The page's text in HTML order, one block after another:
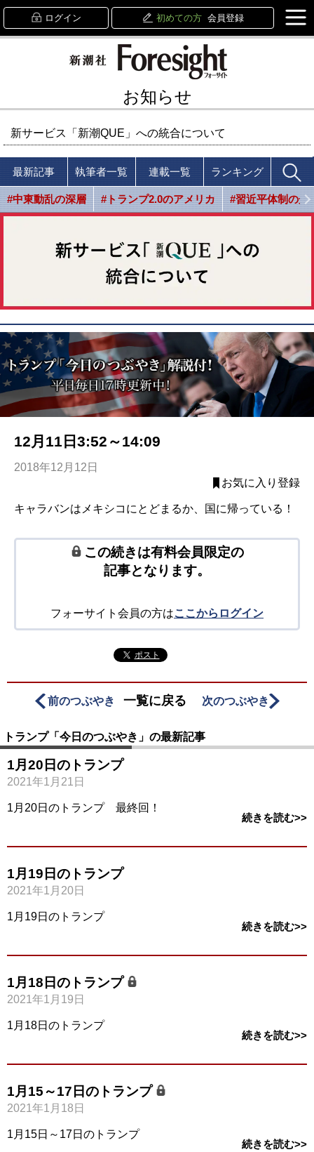
ログイン 初めての方 会員登録
お知らせ
新サービス「新潮QUE」への統合について
最新記事 執筆者一覧 連載一覧 ランキング
#中東動乱の深層 #トランプ2.0のアメリカ #習近平体制の光
12月11日3:52～14:09
2018年12月12日
お気に入り登録
キャラバンはメキシコにとどまるか、国に帰っている！
この続きは有料会員限定の
記事となります。
フォーサイト会員の方はここからログイン
ポスト
前のつぶやき 一覧に戻る 次のつぶやき
トランプ「今日のつぶやき」の最新記事
1月20日のトランプ
2021年1月21日
1月20日のトランプ 最終回！
続きを読む>>
1月19日のトランプ
2021年1月20日
1月19日のトランプ
続きを読む>>
1月18日のトランプ
2021年1月19日
1月18日のトランプ
続きを読む>>
1月15～17日のトランプ
2021年1月18日
1月15日～17日のトランプ
続きを読む>>